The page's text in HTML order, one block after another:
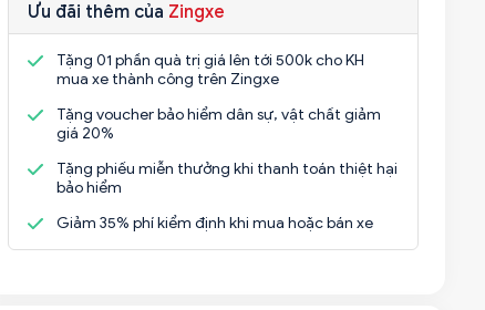
Ưu đãi thêm của Zingxe
Tặng 01 phần quà trị giá lên tới 500k cho KH
mua xe thành công trên Zingxe
Tặng voucher bảo hiểm dân sự, vật chất giảm
giá 20%
Tặng phiếu miễn thưởng khi thanh toán thiệt hại
bảo hiểm
Giảm 35% phí kiểm định khi mua hoặc bán xe